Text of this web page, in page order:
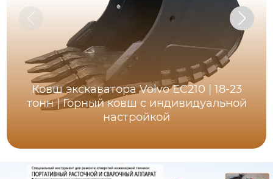
Ковш экскаватора Volvo EC210 | 18-23
тонн | Горный ковш с индивидуальной
настройкой